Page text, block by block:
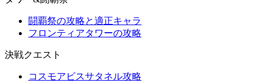
闘覇祭の攻略と適正キャラ
フロンティアタワーの攻略
決戦クエスト
コスモアビスサタネル攻略